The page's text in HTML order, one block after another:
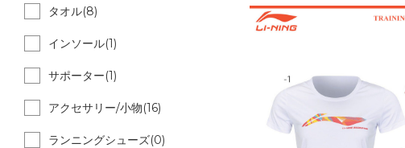
タオル(8)
インソール(1)
サポーター(1)
アクセサリー/小物(16)
ランニングシューズ(0)